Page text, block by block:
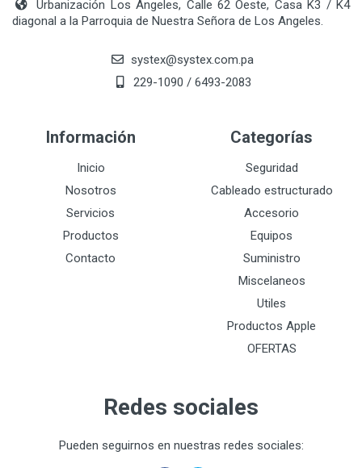
Urbanización Los Angeles, Calle 62 Oeste, Casa K3 / K4
diagonal a la Parroquia de Nuestra Señora de Los Angeles.
systex@systex.com.pa
229-1090 / 6493-2083
Información
Inicio
Nosotros
Servicios
Productos
Contacto
Categorías
Seguridad
Cableado estructurado
Accesorio
Equipos
Suministro
Miscelaneos
Utiles
Productos Apple
OFERTAS
Redes sociales
Pueden seguirnos en nuestras redes sociales: